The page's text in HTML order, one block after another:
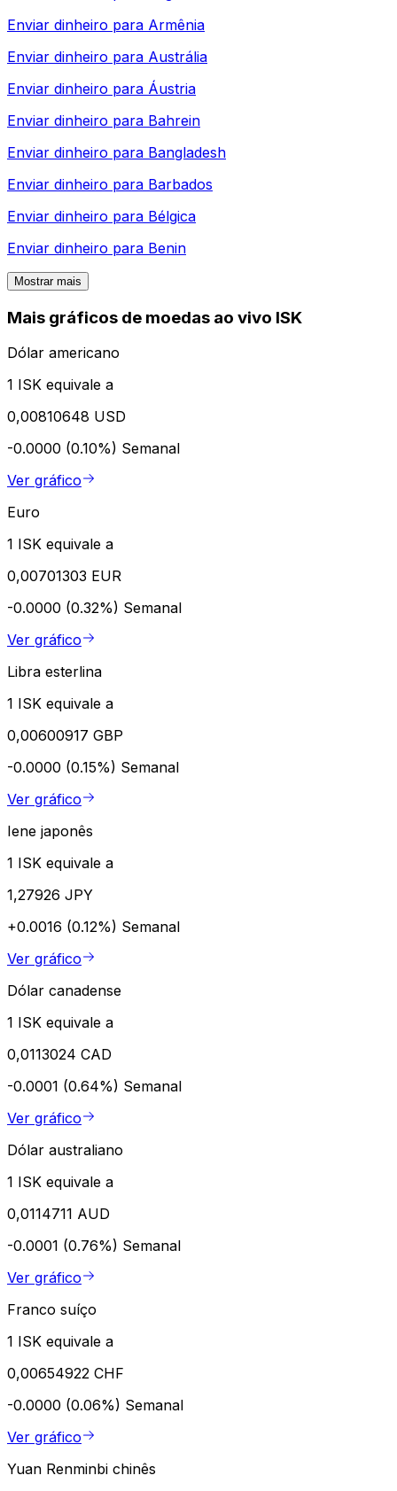
Enviar dinheiro para Armênia
Enviar dinheiro para Austrália
Enviar dinheiro para Áustria
Enviar dinheiro para Bahrein
Enviar dinheiro para Bangladesh
Enviar dinheiro para Barbados
Enviar dinheiro para Bélgica
Enviar dinheiro para Benin
Mostrar mais
Mais gráficos de moedas ao vivo ISK
Dólar americano
1 ISK equivale a
0,00810648 USD
-0.0000 (0.10%) Semanal
Ver gráfico
Euro
1 ISK equivale a
0,00701303 EUR
-0.0000 (0.32%) Semanal
Ver gráfico
Libra esterlina
1 ISK equivale a
0,00600917 GBP
-0.0000 (0.15%) Semanal
Ver gráfico
Iene japonês
1 ISK equivale a
1,27926 JPY
+0.0016 (0.12%) Semanal
Ver gráfico
Dólar canadense
1 ISK equivale a
0,0113024 CAD
-0.0001 (0.64%) Semanal
Ver gráfico
Dólar australiano
1 ISK equivale a
0,0114711 AUD
-0.0001 (0.76%) Semanal
Ver gráfico
Franco suíço
1 ISK equivale a
0,00654922 CHF
-0.0000 (0.06%) Semanal
Ver gráfico
Yuan Renminbi chinês